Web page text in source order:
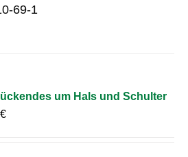
69-1
um Hals und Schulter
€